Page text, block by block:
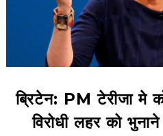
ब्रिटेन: PM टेरीजा मे
विरोधी लहर को